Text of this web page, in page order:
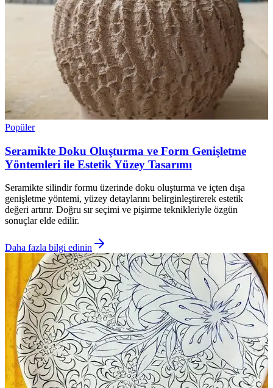
Popüler
Seramikte Doku Oluşturma ve Form Genişletme
Yöntemleri ile Estetik Yüzey Tasarımı
Seramikte silindir formu üzerinde doku oluşturma ve içten dışa
genişletme yöntemi, yüzey detaylarını belirginleştirerek estetik
değeri artırır. Doğru sır seçimi ve pişirme teknikleriyle özgün
sonuçlar elde edilir.
Daha fazla bilgi edinin